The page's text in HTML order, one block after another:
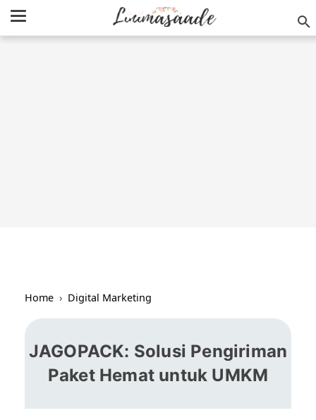
-->
Home › Digital Marketing
JAGOPACK: Solusi Pengiriman
Paket Hemat untuk UMKM